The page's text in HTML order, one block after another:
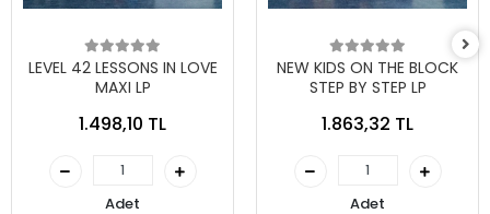
LEVEL 42 LESSONS IN LOVE
MAXI LP
1.498,10 TL
Adet
NEW KIDS ON THE BLOCK
STEP BY STEP LP
1.863,32 TL
Adet